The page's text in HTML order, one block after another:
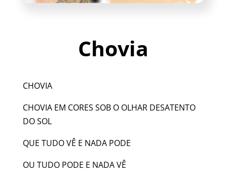
Chovia
CHOVIA
CHOVIA EM CORES SOB O OLHAR DESATENTO
DO SOL
QUE TUDO VÊ E NADA PODE
OU TUDO PODE E NADA VÊ